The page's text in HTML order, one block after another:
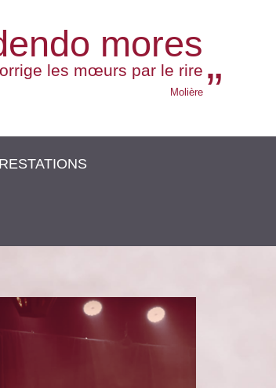
mores
les mœurs par le rire
Molière